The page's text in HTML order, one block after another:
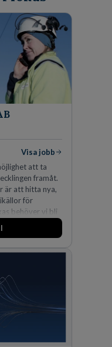
Visa jobb
att ta
framåt.
är att hitta nya,
för
behöver vi bli